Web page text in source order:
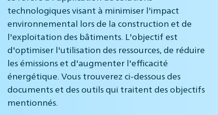
technologiques visant à minimiser l'impact
environnemental lors de la construction et de
l'exploitation des bâtiments. L'objectif est
d'optimiser l'utilisation des ressources, de réduire
les émissions et d'augmenter l'efficacité
énergétique. Vous trouverez ci-dessous des
documents et des outils qui traitent des objectifs
mentionnés.